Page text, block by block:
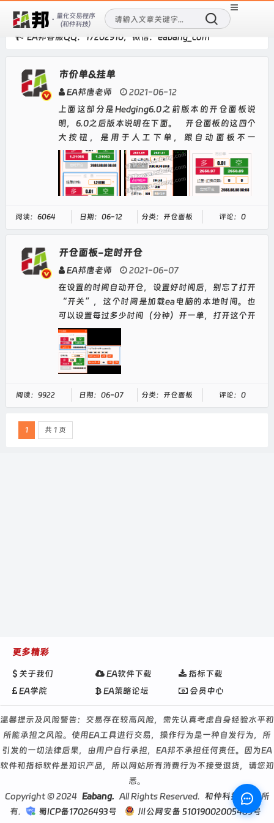
EA邦客服QQ：17202910，微信：eabang_com
市价单&挂单
EA邦唐老师
2021-06-12
上面这部分是Hedging6.0之前版本的开仓面板说
明，6.0之后版本说明在下面。 开仓面板的这四个
大按钮，是用于人工下单，跟自动面板不一
样。 &n...
阅读：6064 日期：06-12 分类：开仓面板 评论：0
开仓面板-定时开仓
EA邦唐老师
2021-06-07
在设置的时间自动开仓，设置好时间后，别忘了打开
“开关”，这个时间是加载ea电脑的本地时间。也
可以设置每过多少时间（分钟）开一单，打开这个开
关后，如果现在账户没有订单，那么会立即开仓一笔
订单，之后每间隔设置的分钟数开一...
阅读：9922 日期：06-07 分类：开仓面板 评论：0
1 共 1 页
更多精彩
关于我们 EA软件下载
指标下载
EA学院
EA策略论坛 会员中心
温馨提示及风险警告：交易存在较高风险，需先认真考虑自身经验水平和
所能承担之风险。使用EA工具进行交易，操作行为是一种自发行为，所
引发的一切法律后果，由用户自行承担，EA邦不承担任何责任。因为EA
软件和指标软件是知识产品，所以网站所有消费行为不接受退货，请您知
悉。
Copyright © 2024 Eabang. All Rights Reserved. 和仲科技
版权所
有.
蜀ICP备17026493号 川公网安备 51019002005489号